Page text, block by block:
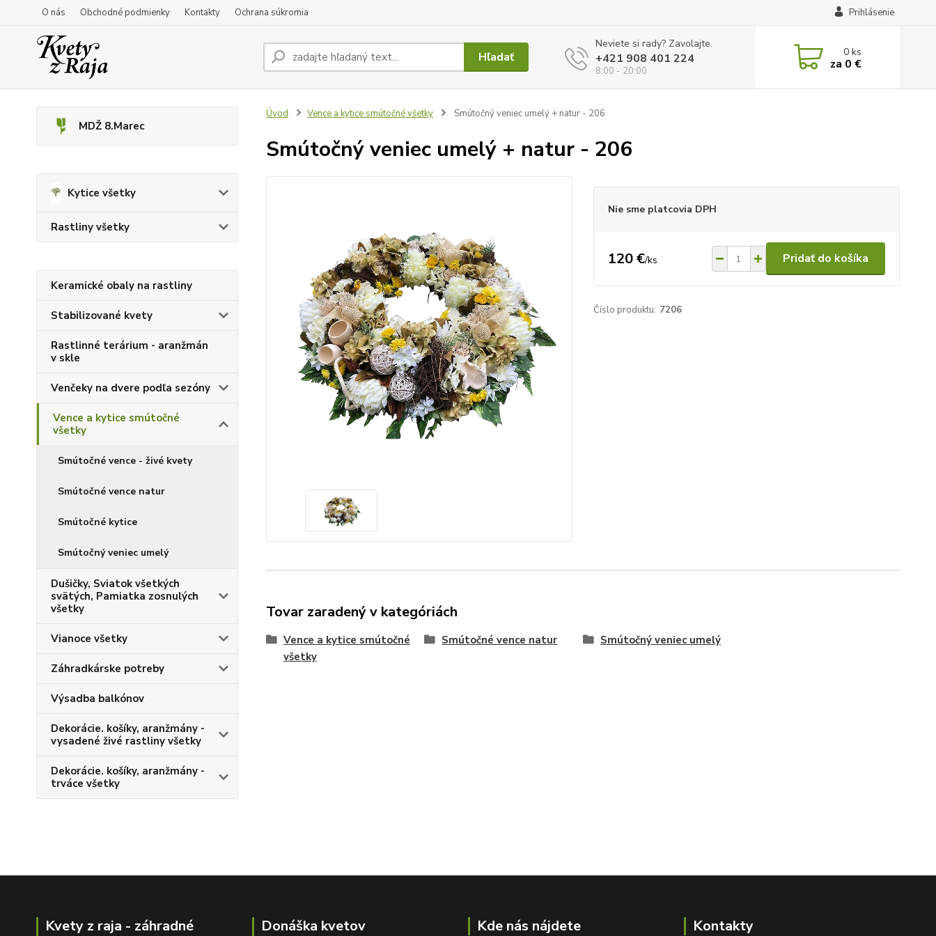
O nás Obchodné podmienky Kontakty Ochrana súkromia Prihlásenie
Hľadať
Neviete si rady? Zavolajte.
+421 908 401 224
8:00 - 20:00
0ks
za 0 €
MDŽ 8.Marec
Kytice všetky
Rastliny všetky
Keramické obaly na rastliny
Stabilizované kvety
Rastlinné terárium - aranžmán
v skle
Venčeky na dvere podľa sezóny
Vence a kytice smútočné
všetky
Smútočné vence - živé kvety
Smútočné vence natur
Smútočné kytice
Smútočný veniec umelý
Dušičky, Sviatok všetkých
svätých, Pamiatka zosnulých
všetky
Vianoce všetky
Záhradkárske potreby
Výsadba balkónov
Dekorácie. košíky, aranžmány -
vysadené živé rastliny všetky
Dekorácie. košíky, aranžmány -
trváce všetky
Úvod Vence a kytice smútočné všetky Smútočný veniec umelý + natur - 206
Smútočný veniec umelý + natur - 206
Nie sme platcovia DPH
120 €/ks Pridať do košíka
Číslo produktu: 7206
Tovar zaradený v kategóriách
Vence a kytice smútočné
všetky
Smútočné vence natur Smútočný veniec umelý
Kvety z raja - záhradné
Donáška kvetov
Kde nás nájdete Kontakty